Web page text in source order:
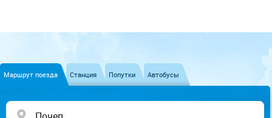
Маршрут поезда Станция Попутки Автобусы